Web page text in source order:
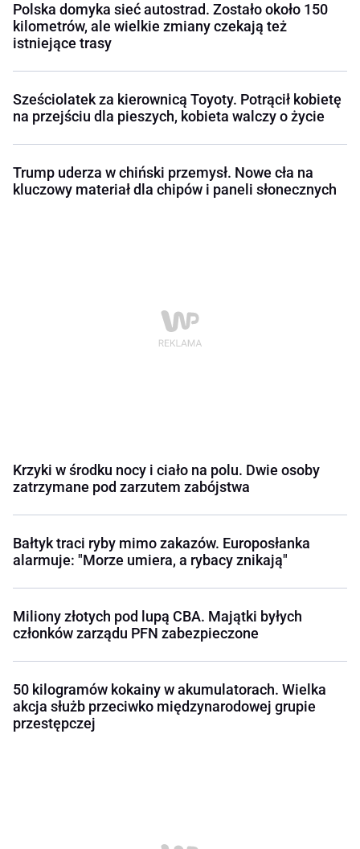
Polska domyka sieć autostrad. Zostało około 150
kilometrów, ale wielkie zmiany czekają też
istniejące trasy
Sześciolatek za kierownicą Toyoty. Potrącił kobietę
na przejściu dla pieszych, kobieta walczy o życie
Trump uderza w chiński przemysł. Nowe cła na
kluczowy materiał dla chipów i paneli słonecznych
Krzyki w środku nocy i ciało na polu. Dwie osoby
zatrzymane pod zarzutem zabójstwa
Bałtyk traci ryby mimo zakazów. Europosłanka
alarmuje: "Morze umiera, a rybacy znikają"
Miliony złotych pod lupą CBA. Majątki byłych
członków zarządu PFN zabezpieczone
50 kilogramów kokainy w akumulatorach. Wielka
akcja służb przeciwko międzynarodowej grupie
przestępczej